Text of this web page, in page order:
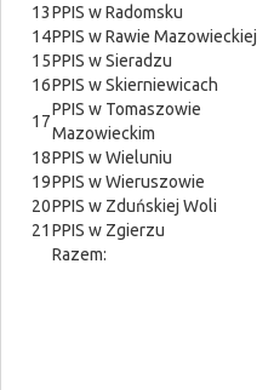
13PPIS w Radomsku
14PPIS w Rawie Mazowieckiej
15PPIS w Sieradzu
16PPIS w Skierniewicach
17
PPIS w Tomaszowie
Mazowieckim
18PPIS w Wieluniu
19PPIS w Wieruszowie
20PPIS w Zduńskiej Woli
21 PPIS w Zgierzu
Razem: